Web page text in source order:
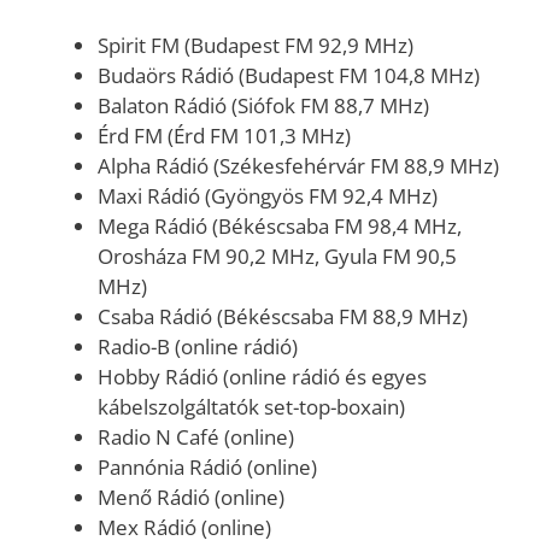
Spirit FM (Budapest FM 92,9 MHz)
Budaörs Rádió (Budapest FM 104,8 MHz)
Balaton Rádió (Siófok FM 88,7 MHz)
Érd FM (Érd FM 101,3 MHz)
Alpha Rádió (Székesfehérvár FM 88,9 MHz)
Maxi Rádió (Gyöngyös FM 92,4 MHz)
Mega Rádió (Békéscsaba FM 98,4 MHz,
Orosháza FM 90,2 MHz, Gyula FM 90,5
MHz)
Csaba Rádió (Békéscsaba FM 88,9 MHz)
Radio-B (online rádió)
Hobby Rádió (online rádió és egyes
kábelszolgáltatók set-top-boxain)
Radio N Café (online)
Pannónia Rádió (online)
Menő Rádió (online)
Mex Rádió (online)